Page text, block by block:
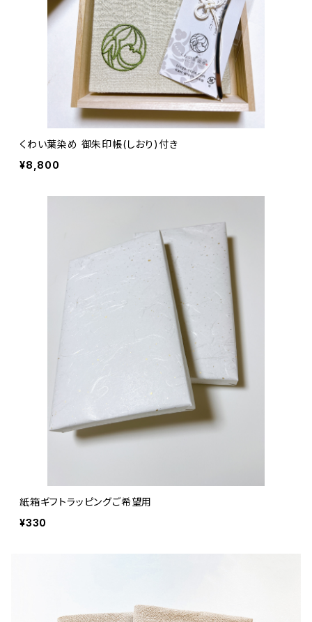
くわい葉染め 御朱印帳(しおり)付き
¥8,800
紙箱ギフトラッピングご希望用
¥330